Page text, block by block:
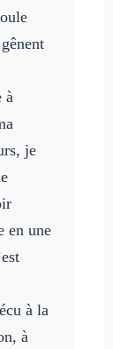
à
je
en une
à la
à